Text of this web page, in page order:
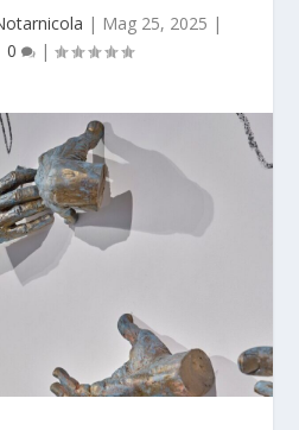
| Mag 25, 2025 |
0 |